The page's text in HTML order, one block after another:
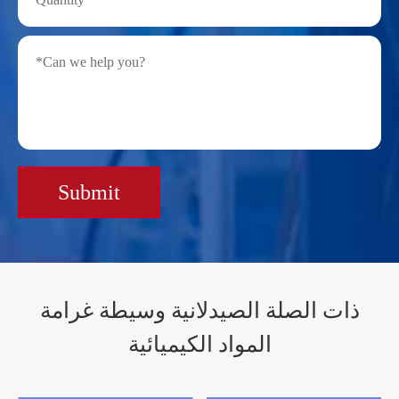
Submit
ذات الصلة الصيدلانية وسيطة غرامة
المواد الكيميائية